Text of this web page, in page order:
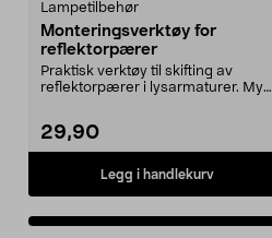
Lampetilbehør
Monteringsverktøy for
reflektorpærer
Praktisk verktøy til skifting av
reflektorpærer i lysarmaturer. Myk
29,90
Legg i handlekurv